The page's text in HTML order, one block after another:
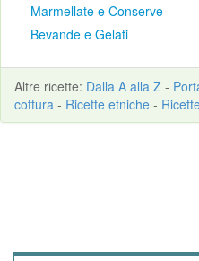
Marmellate e Conserve
Bevande e Gelati
Altre ricette: Dalla A alla Z -
cottura - Ricette etniche -